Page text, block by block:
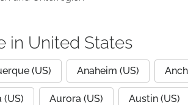
in United States
(US) Anaheim (US)
(US) Aurora (US) Austin (US)